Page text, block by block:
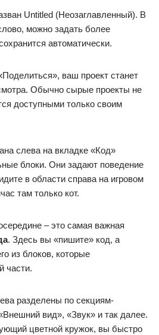
Untitled (Неозаглавленный). В
можно задать более
автоматически.
ваш проект станет
Обычно сырые проекты не
доступными только своим
слева на вкладке «Код»
блоки. Они задают поведение
в области справа на игровом
там только кот.
– это самая важная
. Здесь вы «пишите» код, а
из блоков, которые
части.
разделены по секциям-
вид», «Звук» и так далее.
цветной кружок, вы быстро